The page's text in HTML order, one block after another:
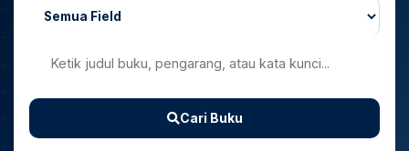
Cari Buku